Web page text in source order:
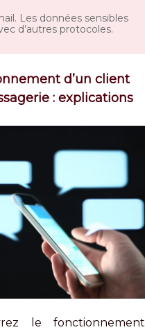
Les données sensibles
d’autres protocoles.
d’un client
: explications
le fonctionnement